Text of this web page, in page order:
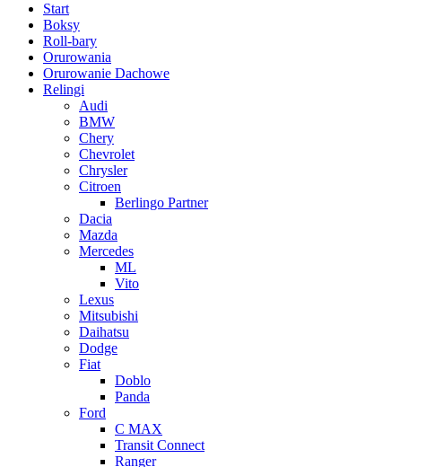
Start
Boksy
Roll-bary
Orurowania
Orurowanie Dachowe
Relingi
Audi
BMW
Chery
Chevrolet
Chrysler
Citroen
Berlingo Partner
Dacia
Mazda
Mercedes
ML
Vito
Lexus
Mitsubishi
Daihatsu
Dodge
Fiat
Doblo
Panda
Ford
C MAX
Transit Connect
Ranger